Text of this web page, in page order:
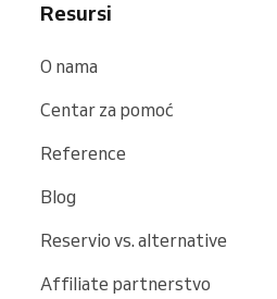
Resursi
O nama
Centar za pomoć
Reference
Blog
Reservio vs. alternative
Affiliate partnerstvo